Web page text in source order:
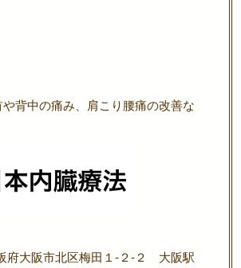
背中の痛み、肩こり腰痛の改善な
府大阪市北区梅田１-２-２ 大阪駅